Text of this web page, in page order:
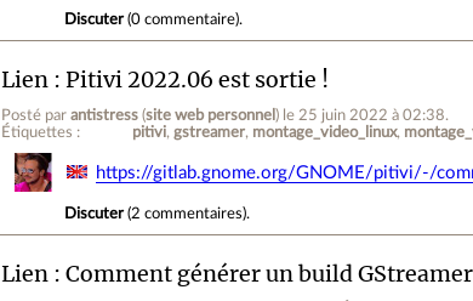
Discuter(0 commentaire).
Lien Pitivi 2022.06 est sortie !
Posté parantistress (site web personnel ) le 25 juin 2022 à 02:38.
Étiquettes :
pitivi gstreamer montage_video_linux
https://gitlab.gnome.org/GNOME/pitivi/-/
Discuter(2 commentaires).
Lien Comment générer un build